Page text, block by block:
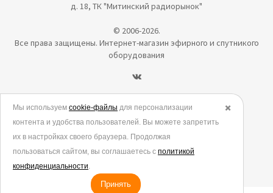
д. 18, ТК "Митинский радиорынок"
© 2006-2026.
Все права защищены. Интернет-магазин эфирного и спутникого
оборудования
Политика в отношении обработки персональных данных
Согласие на обработку персональных данных
Согласие на обработку данных метрическими программами
Политика использования cookies
✖️
Мы используем cookie-файлы для персонализации
контента и удобства пользователей. Вы можете запретить
их в настройках своего браузера. Продолжая
пользоваться сайтом, вы соглашаетесь с политикой
конфиденциальности.
Принять